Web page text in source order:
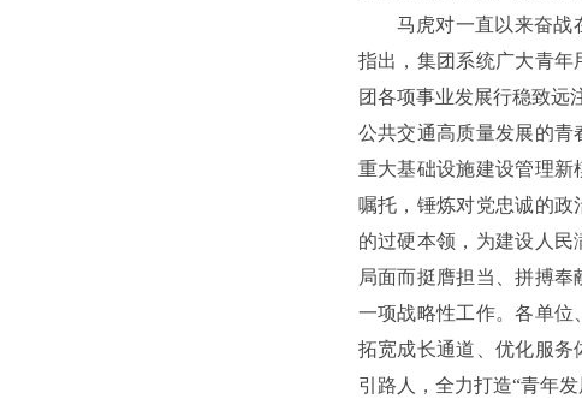
马虎对一直以来奋战
指出，集团系统广大青
团各项事业发展行稳致远
公共交通高质量发展的
重大基础设施建设管理
嘱托，锤炼对党忠诚的
的过硬本领，为建设人
局面而挺膺担当、拼搏
一项战略性工作。各单位
拓宽成长通道、优化服
引路人，全力打造“青年发